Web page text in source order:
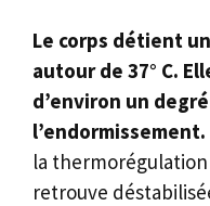
Le corps détient
autour de 37° C.
d’environ un
l’endormissement.
la
retrouve